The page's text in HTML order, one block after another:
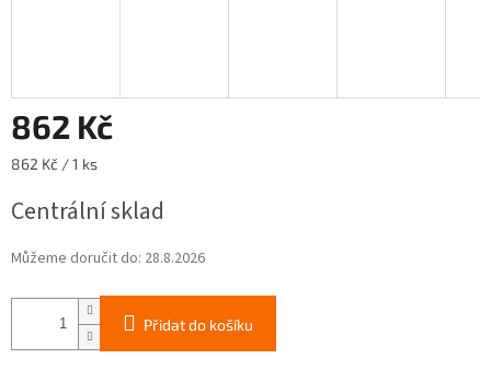
862 Kč
Měrná
862 Kč / 1 ks
Centrální sklad
Můžeme doručit do: 28.8.2026
Přidat do košíku